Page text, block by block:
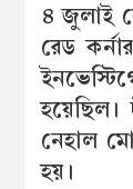
৪ জুলাই
রেড
হয়েছিল।
নেহাল
হয়।